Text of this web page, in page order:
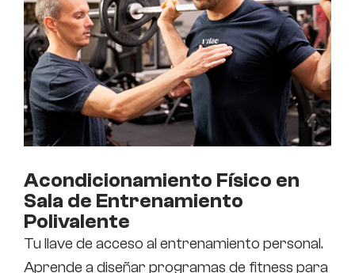
Acondicionamiento Físico en
Sala de Entrenamiento
Polivalente
Tu llave de acceso al entrenamiento personal.
Aprende a diseñar programas de fitness para